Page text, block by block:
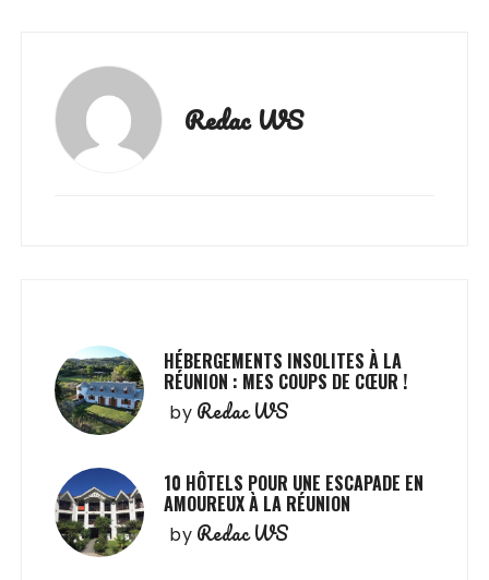
Redac WS
HÉBERGEMENTS INSOLITES À LA
RÉUNION : MES COUPS DE CŒUR !
by Redac WS
10 HÔTELS POUR UNE ESCAPADE EN
AMOUREUX À LA RÉUNION
by Redac WS